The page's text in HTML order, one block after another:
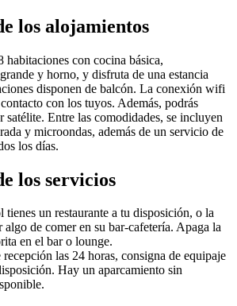
los alojamientos
habitaciones con cocina básica,
y horno, y disfruta de una estancia
disponen de balcón. La conexión wifi
con los tuyos. Además, podrás
satélite. Entre las comodidades, se incluyen
y microondas, además de un servicio de
los días.
los servicios
un restaurante a tu disposición, o la
de comer en su bar-cafetería. Apaga la
en el bar o lounge.
las 24 horas, consigna de equipaje
Hay un aparcamiento sin